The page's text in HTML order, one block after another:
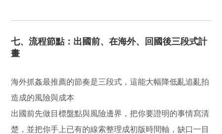
七、流程節點：出國前、在海外、回國後三段式計
畫
海外抓姦最推薦的節奏是三段式，這能大幅降低亂追亂拍
造成的風險與成本
出國前先做目標盤點與風險邊界，把你要證明的事情寫清
楚，並把你手上已有的線索整理成初版時間軸，缺口一目